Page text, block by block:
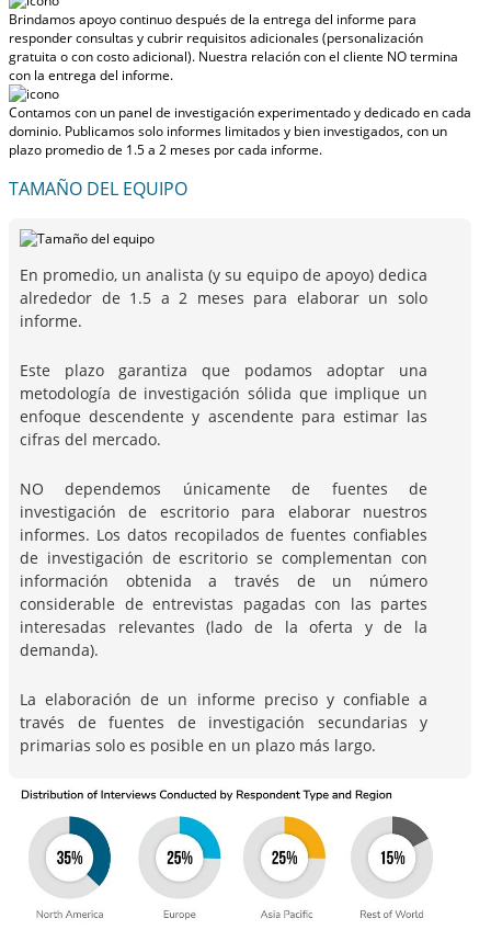
Brindamos apoyo continuo después de la entrega del informe para
responder consultas y cubrir requisitos adicionales (personalización
gratuita o con costo adicional). Nuestra relación con el cliente NO termina
con la entrega del informe.
Contamos con un panel de investigación experimentado y dedicado en cada
dominio. Publicamos solo informes limitados y bien investigados, con un
plazo promedio de 1.5 a 2 meses por cada informe.
TAMAÑO DEL EQUIPO
En promedio, un analista (y su equipo de apoyo) dedica
alrededor de 1.5 a 2 meses para elaborar un solo
informe.
Este plazo garantiza que podamos adoptar una
metodología de investigación sólida que implique un
enfoque descendente y ascendente para estimar las
cifras del mercado.
NO dependemos únicamente de fuentes de
investigación de escritorio para elaborar nuestros
informes. Los datos recopilados de fuentes confiables
de investigación de escritorio se complementan con
información obtenida a través de un número
considerable de entrevistas pagadas con las partes
interesadas relevantes (lado de la oferta y de la
demanda).
La elaboración de un informe preciso y confiable a
través de fuentes de investigación secundarias y
primarias solo es posible en un plazo más largo.